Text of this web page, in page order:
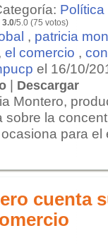
Política
3.0/5.0 (75 votos)
, patricia
el comercio ,
el 16/10/
| Descargar
Montero,
sobre la
para el
cuenta